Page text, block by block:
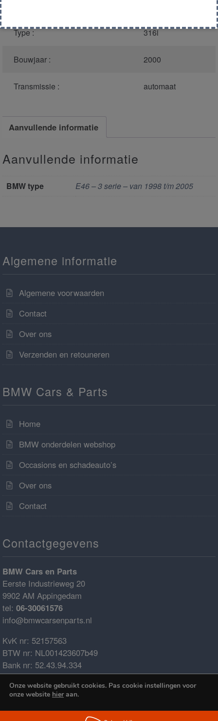
Type : 316i
Bouwjaar : 2000
Transmissie : automaat
Aanvullende informatie
Aanvullende informatie
BMW type E46 – 3 serie – van 1998 t/m 2005
Algemene informatie
Algemene voorwaarden
Contact
Over ons
Verzenden en retouneren
BMW Cars & Parts
Home
BMW onderdelen webshop
Occasions en schadeauto’s
Over ons
Contact
Contactgegevens
BMW Cars en Parts
Eerste Industrieweg 20
9902 AM Appingedam
tel: 06-30061576
info@bmwcarsenparts.nl
KvK nr: 52157563
BTW nr: NL001423607b49
Bank nr: 52.43.94.334
IBAN: NL68ABNA0524394334
BIC: ABNANL2A
Onze website gebruikt cookies. Pas cookie instellingen voor
onze website hieraan.